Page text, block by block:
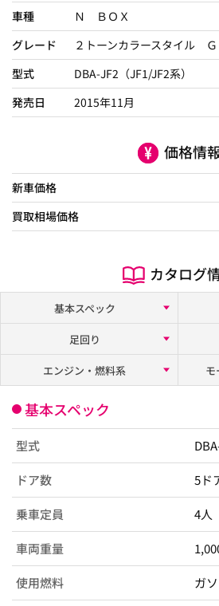
車種
Ｎ ＢＯＸ
グレード
２トーンカラースタイル
型式
DBA-JF2（JF1/JF2系）
発売日
2015年11月
価格情
新車価格
買取相場価格
カタログ
基本スペック
足回り
エンジン・燃料系
基本スペック
型式
ドア数 5ド
乗車定員 4人
車両重量
使用燃料 ガ